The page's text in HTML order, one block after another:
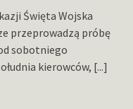
Święta Wojska
przeprowadzą próbę
sobotniego
kierowców, [...]